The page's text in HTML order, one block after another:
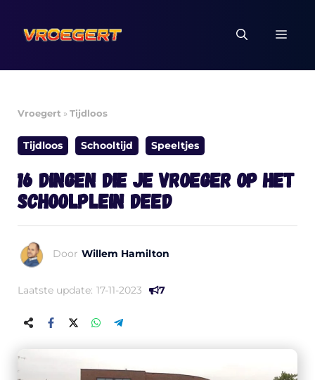
naar
inhoud
Vroegert »Tijdloos
Tijdloos Schooltijd Speeltjes
16 dingen die je vroeger op het
schoolplein deed
Door Willem Hamilton
Laatste update: 17-11-2023 7